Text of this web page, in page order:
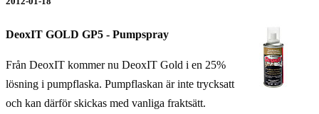
DeoxIT GOLD GP5 - Pumpspray
Från DeoxIT kommer nu DeoxIT Gold i en 25%
lösning i pumpflaska. Pumpflaskan är inte trycksatt
och kan därför skickas med vanliga fraktsätt.